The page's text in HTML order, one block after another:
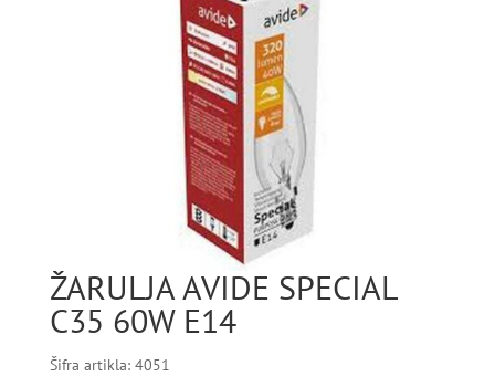
ŽARULJA AVIDE SPECIAL
C35 60W E14
Šifra artikla: 4051